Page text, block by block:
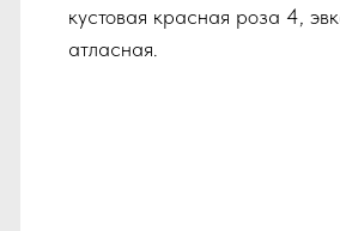
кустовая красная роза 4,
атласная.